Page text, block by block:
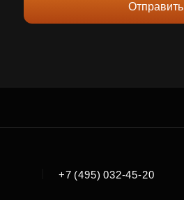
Отправить
+7 (495) 032-45-20